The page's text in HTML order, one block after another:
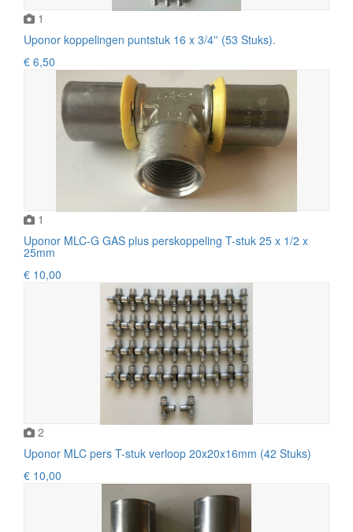
1
Uponor koppelingen puntstuk 16 x 3/4'' (53 Stuks).
€ 6,50
1
Uponor MLC-G GAS plus perskoppeling T-stuk 25 x 1/2 x
25mm
€ 10,00
2
Uponor MLC pers T-stuk verloop 20x20x16mm (42 Stuks)
€ 10,00